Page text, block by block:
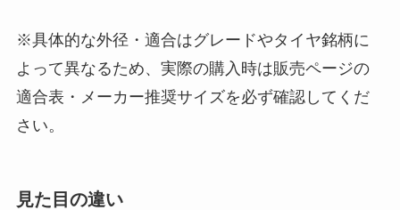
※具体的な外径・適合はグレードやタイヤ銘柄に
よって異なるため、実際の購入時は販売ページの
適合表・メーカー推奨サイズを必ず確認してくだ
さい。
見た目の違い